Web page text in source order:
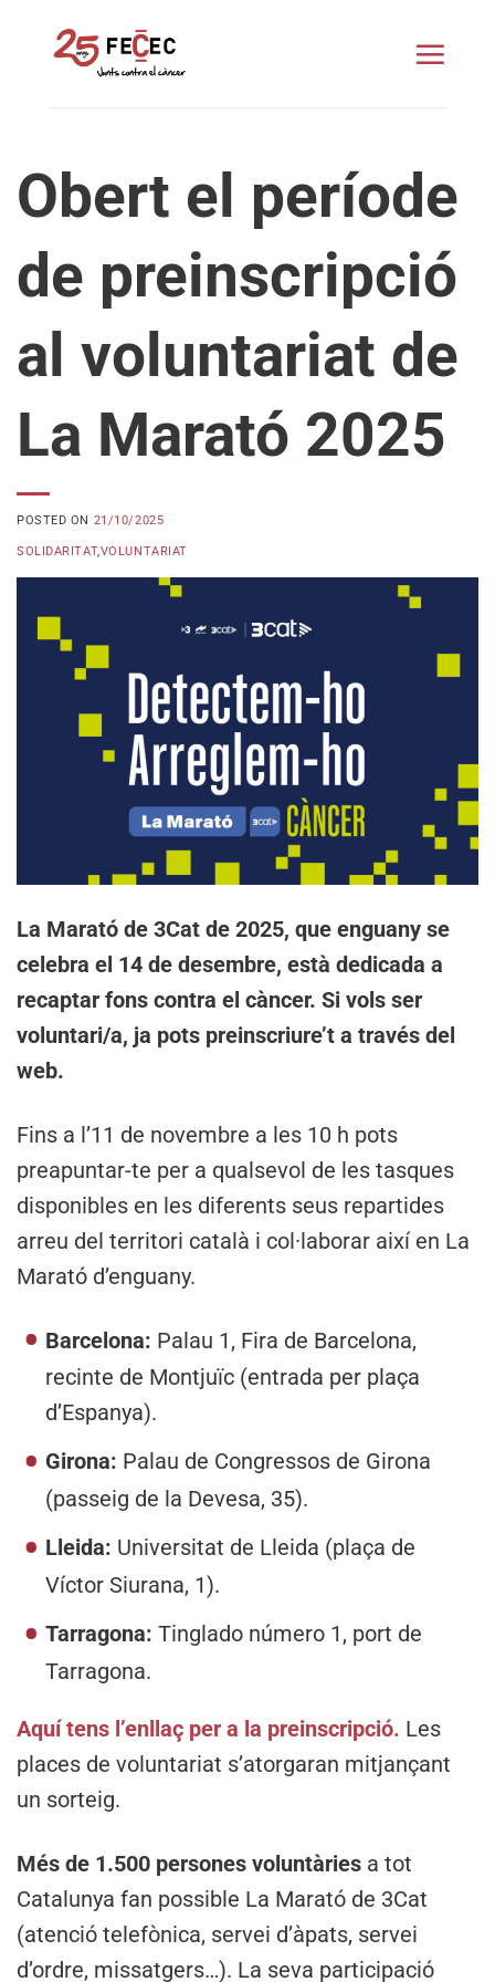
Obert el període
de preinscripció
al voluntariat de
La Marató 2025
POSTED ON 21/10/2025
SOLIDARITAT,VOLUNTARIAT
La Marató de 3Cat de 2025, que enguany se
celebra el 14 de desembre, està dedicada a
recaptar fons contra el càncer. Si vols ser
voluntari/a, ja pots preinscriure’t a través del
web.
Fins a l’11 de novembre a les 10 h pots
preapuntar-te per a qualsevol de les tasques
disponibles en les diferents seus repartides
arreu del territori català i col·laborar així en La
Marató d’enguany.
Barcelona: Palau 1, Fira de Barcelona,
recinte de Montjuïc (entrada per plaça
d’Espanya).
Girona: Palau de Congressos de Girona
(passeig de la Devesa, 35).
Lleida: Universitat de Lleida (plaça de
Víctor Siurana, 1).
Tarragona: Tinglado número 1, port de
Tarragona.
Aquí tens l’enllaç per a la preinscripció. Les
places de voluntariat s’atorgaran mitjançant
un sorteig.
Més de 1.500 persones voluntàries a tot
Catalunya fan possible La Marató de 3Cat
(atenció telefònica, servei d’àpats, servei
d’ordre, missatgers…). La seva participació